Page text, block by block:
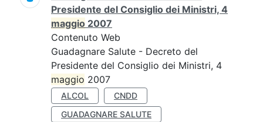
Presidente del Consiglio dei Ministri, 4
maggio 2007
Contenuto Web
Guadagnare Salute - Decreto del
Presidente del Consiglio dei Ministri, 4
maggio 2007
ALCOL
CNDD
GUADAGNARE SALUTE